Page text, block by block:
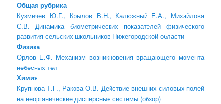
Общая рубрика
Кузмичев Ю.Г., Крылов В.Н., Калюжный Е.А., Михайлова
С.В. Динамика биометрических показателей физического
развития сельских школьников Нижегородской области
Физика
Орлов Е.Ф. Механизм возникновения вращающего момента
небесных тел
Химия
Крупнова Т.Г., Ракова О.В. Действие внешних силовых полей
на неорганические дисперсные системы (обзор)